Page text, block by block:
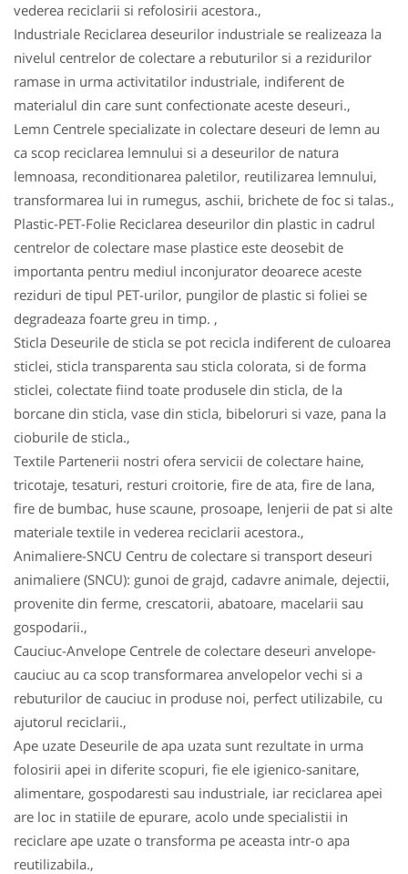
vederea reciclarii si refolosirii acestora.,
Industriale Reciclarea deseurilor industriale se realizeaza la
nivelul centrelor de colectare a rebuturilor si a rezidurilor
ramase in urma activitatilor industriale, indiferent de
materialul din care sunt confectionate aceste deseuri.,
Lemn Centrele specializate in colectare deseuri de lemn au
ca scop reciclarea lemnului si a deseurilor de natura
lemnoasa, reconditionarea paletilor, reutilizarea lemnului,
transformarea lui in rumegus, aschii, brichete de foc si talas.,
Plastic-PET-Folie Reciclarea deseurilor din plastic in cadrul
centrelor de colectare mase plastice este deosebit de
importanta pentru mediul inconjurator deoarece aceste
reziduri de tipul PET-urilor, pungilor de plastic si foliei se
degradeaza foarte greu in timp. ,
Sticla Deseurile de sticla se pot recicla indiferent de culoarea
sticlei, sticla transparenta sau sticla colorata, si de forma
sticlei, colectate fiind toate produsele din sticla, de la
borcane din sticla, vase din sticla, bibeloruri si vaze, pana la
cioburile de sticla.,
Textile Partenerii nostri ofera servicii de colectare haine,
tricotaje, tesaturi, resturi croitorie, fire de ata, fire de lana,
fire de bumbac, huse scaune, prosoape, lenjerii de pat si alte
materiale textile in vederea reciclarii acestora.,
Animaliere-SNCU Centru de colectare si transport deseuri
animaliere (SNCU): gunoi de grajd, cadavre animale, dejectii,
provenite din ferme, crescatorii, abatoare, macelarii sau
gospodarii.,
Cauciuc-Anvelope Centrele de colectare deseuri anvelope-
cauciuc au ca scop transformarea anvelopelor vechi si a
rebuturilor de cauciuc in produse noi, perfect utilizabile, cu
ajutorul reciclarii.,
Ape uzate Deseurile de apa uzata sunt rezultate in urma
folosirii apei in diferite scopuri, fie ele igienico-sanitare,
alimentare, gospodaresti sau industriale, iar reciclarea apei
are loc in statiile de epurare, acolo unde specialistii in
reciclare ape uzate o transforma pe aceasta intr-o apa
reutilizabila.,